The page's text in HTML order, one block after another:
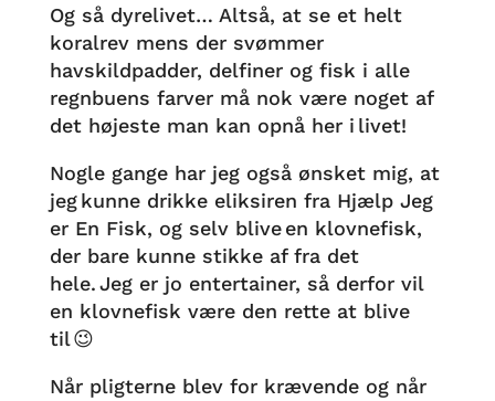
Og så dyrelivet… Altså, at se et helt
koralrev mens der svømmer
havskildpadder, delfiner og fisk i alle
regnbuens farver må nok være noget af
det højeste man kan opnå her i livet!
Nogle gange har jeg også ønsket mig, at
jeg kunne drikke eliksiren fra Hjælp Jeg
er En Fisk, og selv blive en klovnefisk,
der bare kunne stikke af fra det
hele. Jeg er jo entertainer, så derfor vil
en klovnefisk være den rette at blive
til 😉
Når pligterne blev for krævende og når